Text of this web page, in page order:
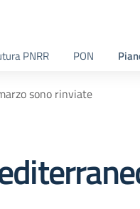
PNRR PON
sono rinviate